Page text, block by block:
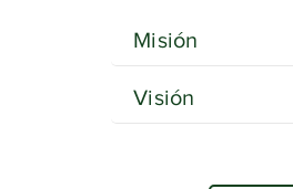
Misión
Visión